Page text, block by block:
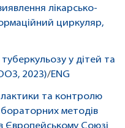
лікарсько-
циркуляр,
у дітей та
2023)/ENG
та контролю
методів